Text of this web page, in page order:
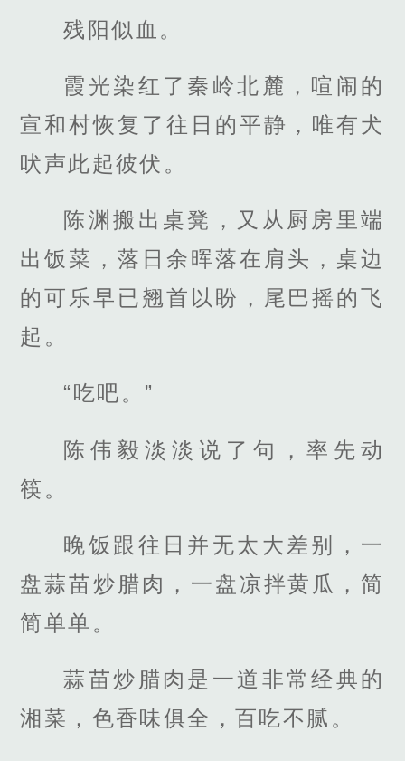
残阳似血。
霞光染红了秦岭北麓，喧闹的
宣和村恢复了往日的平静，唯有犬
吠声此起彼伏。
陈渊搬出桌凳，又从厨房里端
出饭菜，落日余晖落在肩头，桌边
的可乐早已翘首以盼，尾巴摇的飞
起。
“吃吧。”
陈伟毅淡淡说了句，率先动
筷。
晚饭跟往日并无太大差别，一
盘蒜苗炒腊肉，一盘凉拌黄瓜，简
简单单。
蒜苗炒腊肉是一道非常经典的
湘菜，色香味俱全，百吃不腻。